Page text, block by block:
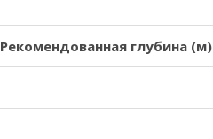
Рекомендованная глубина (м)